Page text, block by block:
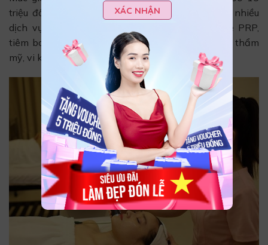
triệu đồng. Hiện nay, Spa Mộc Spa cung cấp rất nhiều
dịch vụ làm đẹp công nghệ cao như công nghệ PRP,
tiêm botox, công nghệ CO2 Fractional, phun xăm thẩm
mỹ, vi kim tảo biển, lăn kim tái tạo da,…
XÁC NHẬN